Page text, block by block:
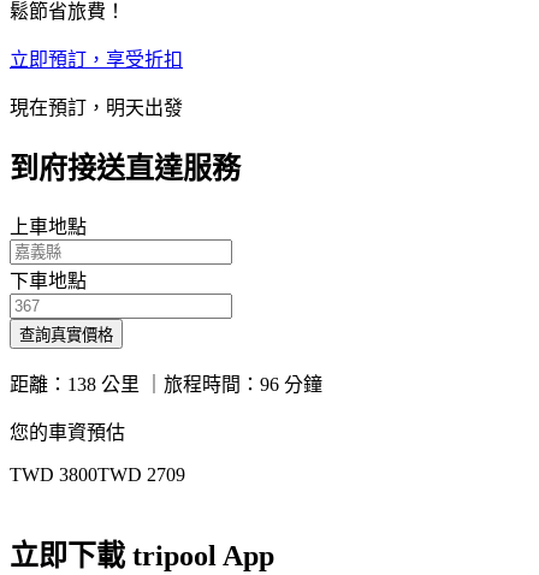
鬆節省旅費！
立即預訂，享受折扣
現在預訂，明天出發
到府接送直達服務
上車地點
下車地點
查詢真實價格
距離 ： 138 公里 旅程時間 ： 96 分鐘
您的車資預估
TWD 3800TWD 2709
立即下載 tripool App